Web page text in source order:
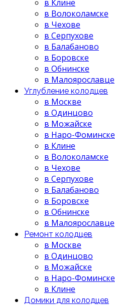
в Клине
в Волоколамске
в Чехове
в Серпухове
в Балабаново
в Боровске
в Обнинске
в Малоярославце
Углубление колодцев
в Москве
в Одинцово
в Можайске
в Наро-Фоминске
в Клине
в Волоколамске
в Чехове
в Серпухове
в Балабаново
в Боровске
в Обнинске
в Малоярославце
Ремонт колодцев
в Москве
в Одинцово
в Можайске
в Наро-Фоминске
в Клине
Домики для колодцев